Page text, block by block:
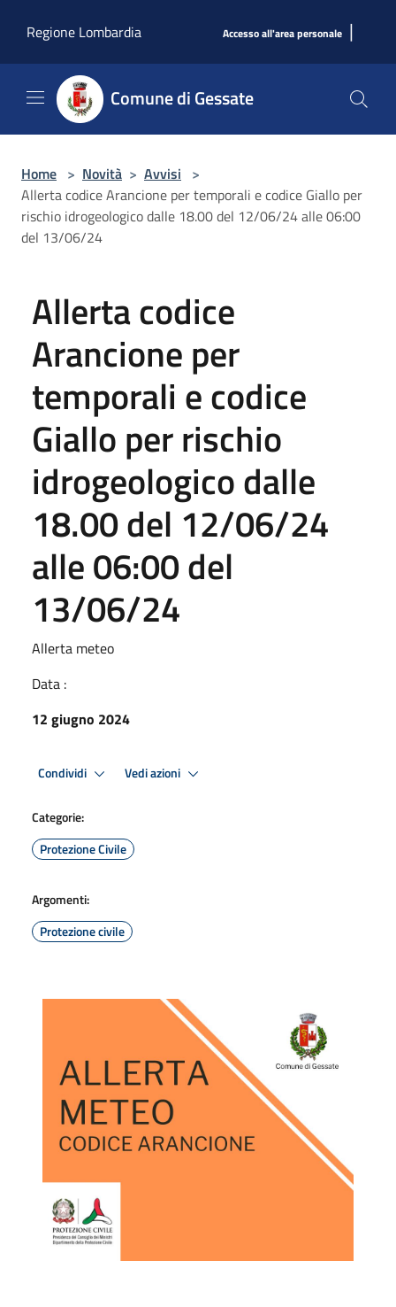
Regione Lombardia
Accesso all'area personale |
Comune di Gessate
Home > Novità > Avvisi >
Allerta codice Arancione per temporali e codice Giallo per
rischio idrogeologico dalle 18.00 del 12/06/24 alle 06:00
del 13/06/24
Allerta codice
Arancione per
temporali e codice
Giallo per rischio
idrogeologico dalle
18.00 del 12/06/24
alle 06:00 del
13/06/24
Allerta meteo
Data :
12 giugno 2024
Condividi Vedi azioni
Categorie:
Protezione Civile
Argomenti:
Protezione civile